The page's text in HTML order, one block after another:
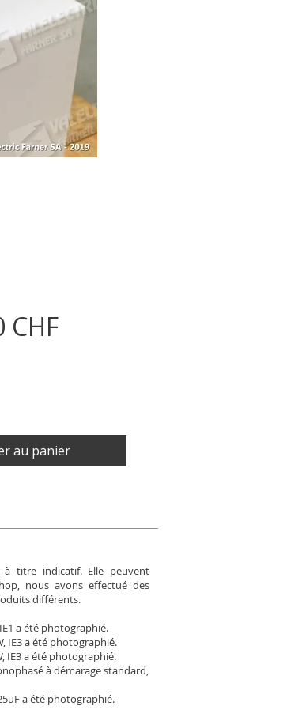
CHFPrix
au panier
titre indicatif. Elle peuvent
nous avons effectué des
différents.
a été photographié.
IE3 a été photographié.
IE3 a été photographié.
à démarage standard,
a été photographié.